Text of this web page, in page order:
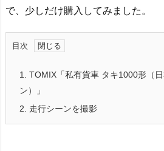
で、少しだけ購入してみました。
目次
1. TOMIX「私有貨車 タキ1000形（
ン）」
2. 走行シーンを撮影